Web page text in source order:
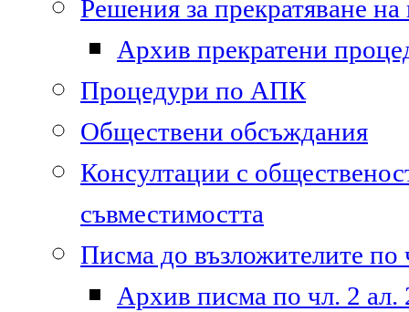
Решения за прекратяване
Архив прекратени
Процедури по АПК
Обществени обсъждания
Консултации с
съвместимостта
Писма до възложителите по
Архив писма по чл. 2 ал.